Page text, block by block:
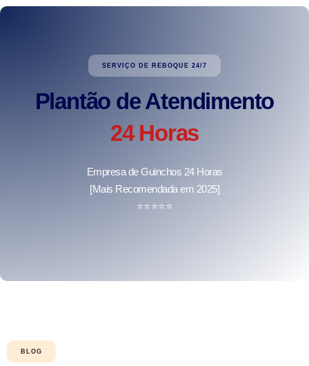
SERVIÇO DE REBOQUE 24/7
Plantão de Atendimento
24 Horas
Empresa de Guinchos 24 Horas
[Mais Recomendada em 2025]
⭐⭐⭐⭐⭐
BLOG